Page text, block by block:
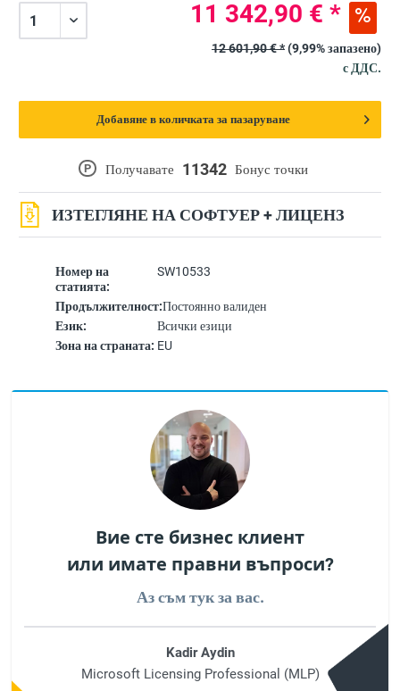
Номер на
статията:
SW10533
Продължителност:Постоянно валиден
Език:
Всички езици
Зона на страната: EU
P Получавате 11342 Бонус точки
ИЗТЕГЛЯНЕ НА СОФТУЕР + ЛИЦЕНЗ
11 342,90 € *
12 601,90 € *(9,99% запазено)
с ДДС.
Добавяне в количката за пазаруване
Вие сте бизнес клиент
или имате правни въпроси?
Аз съм тук за вас.
Kadir Aydin
Microsoft Licensing Professional (MLP)